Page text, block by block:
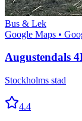
Bus & Lek
Google Maps •
Augustendals
Stockholms stad
4.4